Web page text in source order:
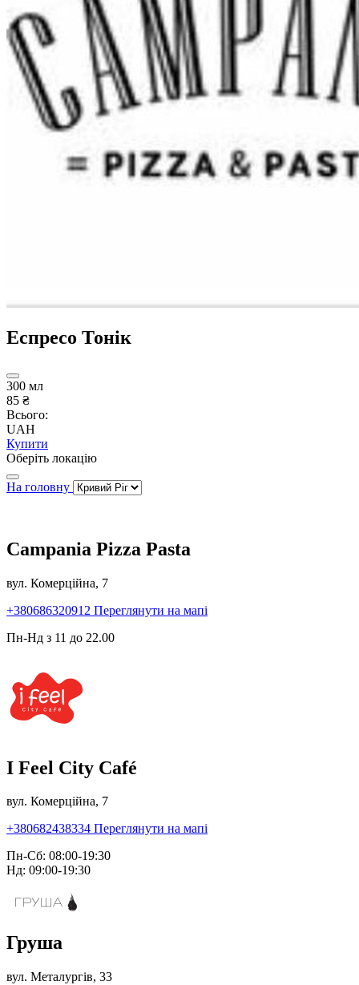
Еспресо Тонік
300 мл
85 ₴
Всього:
UAH
Купити
Оберіть локацію
На головну
Campania Pizza Pasta
вул. Комерційна, 7
+380686320912 Переглянути на мапі
Пн-Нд з 11 до 22.00
I Feel City Café
вул. Комерційна, 7
+380682438334 Переглянути на мапі
Пн-Сб: 08:00-19:30
Нд: 09:00-19:30
Груша
вул. Металургів, 33